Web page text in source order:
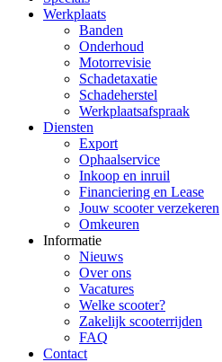
Werkplaats
Banden
Onderhoud
Motorrevisie
Schadetaxatie
Schadeherstel
Werkplaatsafspraak
Diensten
Export
Ophaalservice
Inkoop en inruil
Financiering en Lease
Jouw scooter verzekeren
Omkeuren
Informatie
Nieuws
Over ons
Vacatures
Welke scooter?
Zakelijk scooterrijden
FAQ
Contact